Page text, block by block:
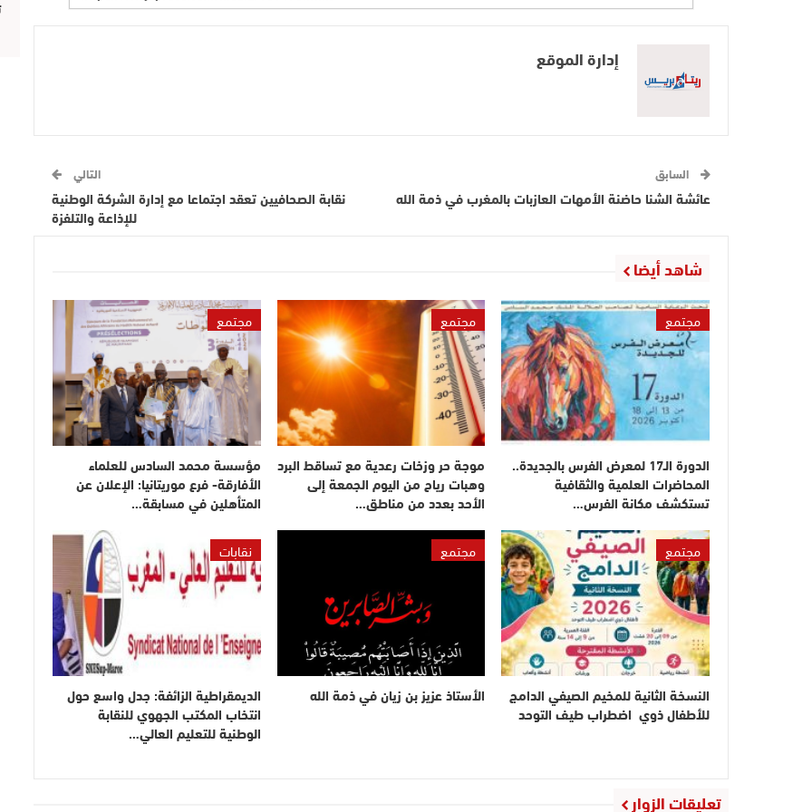
إدارة الموقع
السابق
عائشة الشنا حاضنة الأمهات العازبات بالمغرب في ذمة الله
التالي
نقابة الصحافيين تعقد اجتماعا مع إدارة الشركة الوطنية
للإذاعة والتلفزة
شاهد أيضا
مجتمع
الدورة الـ17 لمعرض الفرس بالجديدة..
المحاضرات العلمية والثقافية
تستكشف مكانة الفرس…
مجتمع
موجة حر وزخات رعدية مع تساقط البرد
وهبات رياح من اليوم الجمعة إلى
الأحد بعدد من مناطق…
مجتمع
مؤسسة محمد السادس للعلماء
الأفارقة- فرع موريتانيا: الإعلان عن
المتأهلين في مسابقة…
مجتمع
النسخة الثانية للمخيم الصيفي الدامج
للأطفال ذوي اضطراب طيف التوحد
مجتمع
الأستاذ عزيز بن زيان في ذمة الله
نقابات
الديمقراطية الزائفة: جدل واسع حول
انتخاب المكتب الجهوي للنقابة
الوطنية للتعليم العالي…
تعليقات الزوار